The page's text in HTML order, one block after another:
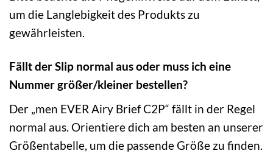
um die Langlebigkeit des Produkts zu
gewährleisten.
Fällt der Slip normal aus oder muss ich eine
Nummer größer/kleiner bestellen?
Der „men EVER Airy Brief C2P“ fällt in der Regel
normal aus. Orientiere dich am besten an unserer
Größentabelle, um die passende Größe zu finden.